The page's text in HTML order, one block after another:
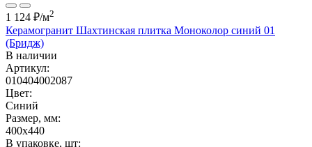
1 124 ₽/м2
Керамогранит Шахтинская плитка Моноколор синий 01
(Бридж)
В наличии
Артикул:
010404002087
Цвет:
Синий
Размер, мм:
400x440
В упаковке, шт: